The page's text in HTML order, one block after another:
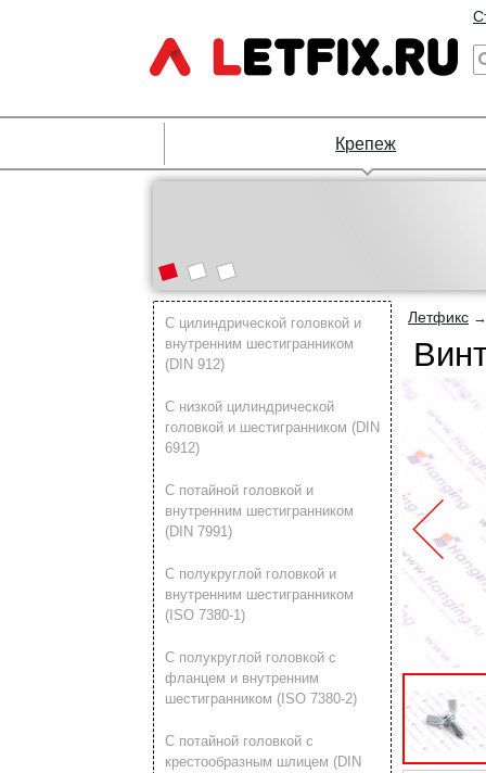
Крепеж
С цилиндрической головкой и
внутренним шестигранником
(DIN 912)
С низкой цилиндрической
головкой и шестигранником (DIN
6912)
С потайной головкой и
внутренним шестигранником
(DIN 7991)
С полукруглой головкой и
внутренним шестигранником
(ISO 7380-1)
С полукруглой головкой с
фланцем и внутренним
шестигранником (ISO 7380-2)
С потайной головкой с
крестообразным шлицем (DIN
Летфикс